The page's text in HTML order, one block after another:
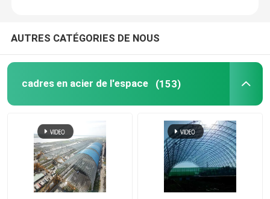
Noeud de cadre de l'espace
mur rideau en aluminium
Botte en acier de toit
AUTRES CATÉGORIES DE NOUS
cadres en acier de l'espace (153)